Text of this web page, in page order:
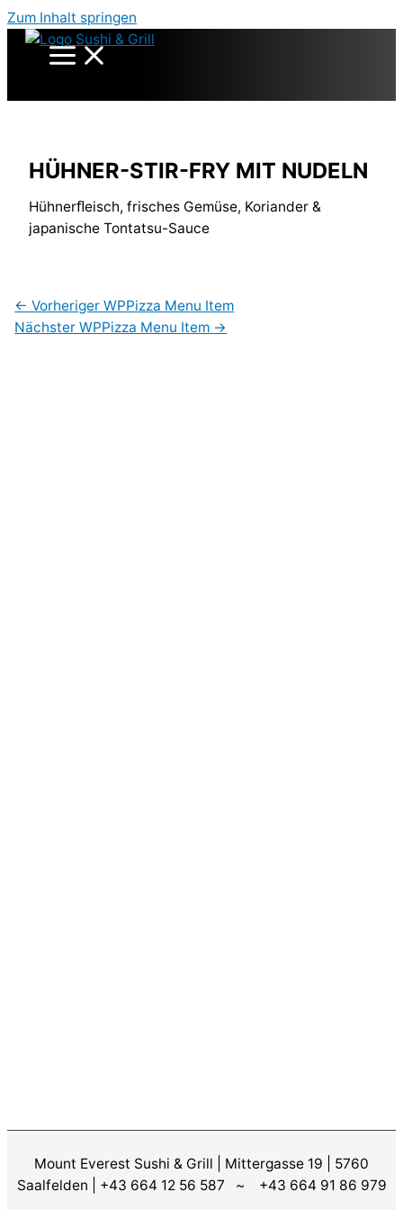
Zum Inhalt springen
HÜHNER-STIR-FRY MIT NUDELN
Hühnerﬂeisch, frisches Gemüse, Koriander &
japanische Tontatsu-Sauce
← Vorheriger WPPizza Menu Item
Nächster WPPizza Menu Item →
Mount Everest Sushi & Grill | Mittergasse 19 | 5760
Saalfelden | +43 664 12 56 587 ~ +43 664 91 86 979